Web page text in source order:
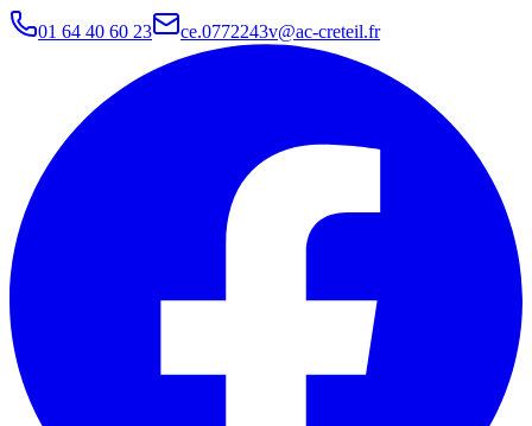
01 64 40 60 23 ce.0772243v@ac-creteil.fr